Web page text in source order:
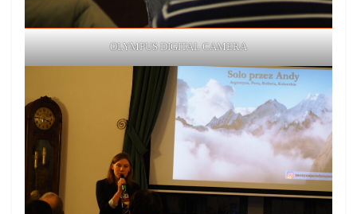
OLYMPUS DIGITAL CAMERA